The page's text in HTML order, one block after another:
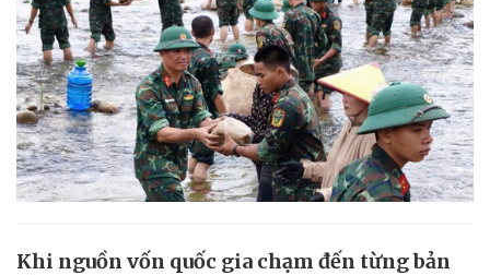
Khi nguồn vốn quốc gia chạm đến từng bản